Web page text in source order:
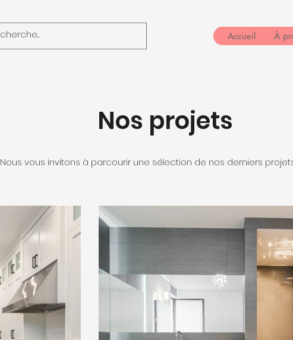
Accueil À
Nos projets
Nous vous invitons à parcourir une sélection de nos derniers